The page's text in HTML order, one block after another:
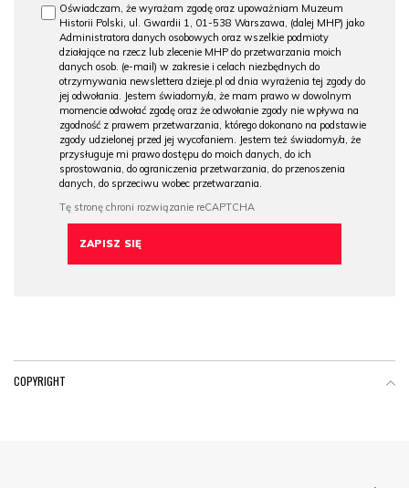
Oświadczam, że wyrażam zgodę oraz upoważniam Muzeum
Historii Polski, ul. Gwardii 1, 01-538 Warszawa, (dalej MHP) jako
Administratora danych osobowych oraz wszelkie podmioty
działające na rzecz lub zlecenie MHP do przetwarzania moich
danych osob. (e-mail) w zakresie i celach niezbędnych do
otrzymywania newslettera dzieje.pl od dnia wyrażenia tej zgody do
jej odwołania. Jestem świadomy/a, że mam prawo w dowolnym
momencie odwołać zgodę oraz że odwołanie zgody nie wpływa na
zgodność z prawem przetwarzania, którego dokonano na podstawie
zgody udzielonej przed jej wycofaniem. Jestem też świadomy/a, że
przysługuje mi prawo dostępu do moich danych, do ich
sprostowania, do ograniczenia przetwarzania, do przenoszenia
danych, do sprzeciwu wobec przetwarzania.
COPYRIGHT